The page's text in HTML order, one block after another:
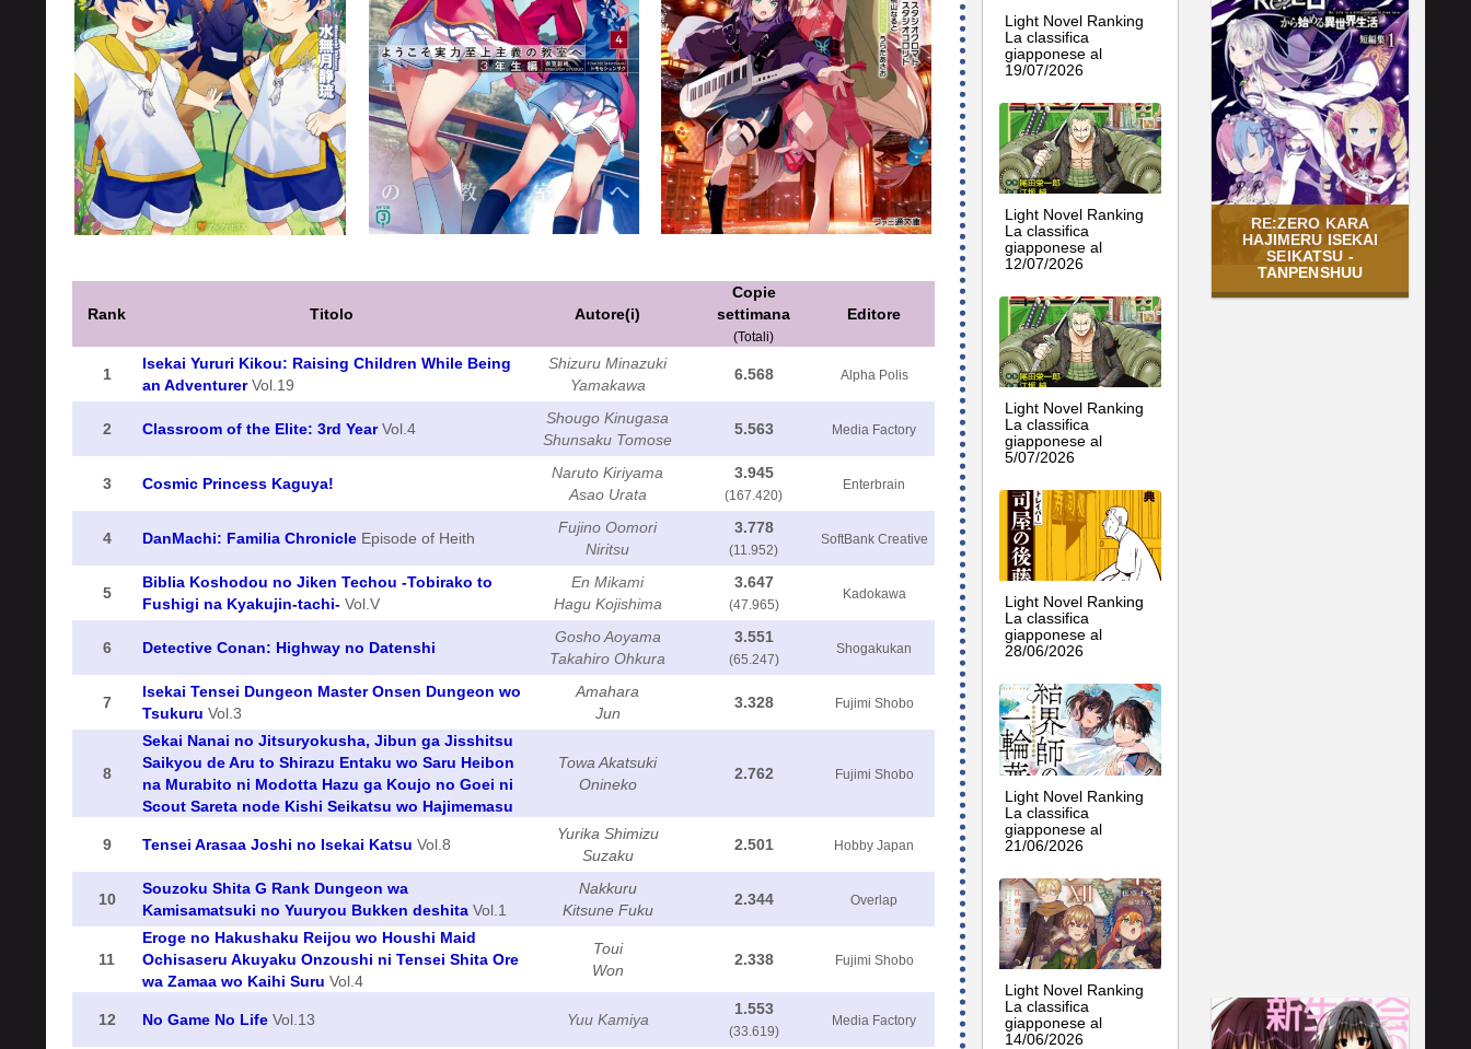
Rank Titolo Autore(i)
Copie
settimana
(Totali)
Editore
1
Isekai Yururi Kikou: Raising Children While Being
an AdventurerVol.19
Shizuru Minazuki
Yamakawa
6.568 Alpha Polis
2 Classroom of the Elite: 3rd YearVol.4
Shougo Kinugasa
Shunsaku Tomose
5.563 Media Factory
3 Cosmic Princess Kaguya!
Naruto Kiriyama
Asao Urata
3.945
(167.420)
Enterbrain
4 DanMachi: Familia ChronicleEpisode of Heith
Fujino Oomori
Niritsu
3.778
(11.952)
SoftBank Creative
5
Biblia Koshodou no Jiken Techou -Tobirako to
Fushigi na Kyakujin-tachi-Vol.V
En Mikami
Hagu Kojishima
3.647
(47.965)
Kadokawa
6 Detective Conan: Highway no Datenshi
Gosho Aoyama
Takahiro Ohkura
3.551
(65.247)
Shogakukan
7
Isekai Tensei Dungeon Master Onsen Dungeon wo
Tsukuru Vol.3
Amahara
Jun
3.328 Fujimi Shobo
8
Sekai Nanai no Jitsuryokusha, Jibun ga Jisshitsu
Saikyou de Aru to Shirazu Entaku wo Saru Heibon
na Murabito ni Modotta Hazu ga Koujo no Goei ni
Scout Sareta node Kishi Seikatsu wo Hajimemasu
Towa Akatsuki
Onineko
2.762 Fujimi Shobo
9 Tensei Arasaa Joshi no Isekai Katsu Vol.8
Yurika Shimizu
Suzaku
2.501 Hobby Japan
10
Souzoku Shita G Rank Dungeon wa
Kamisamatsuki no Yuuryou Bukken deshitaVol.1
Nakkuru
Kitsune Fuku
2.344 Overlap
11
Eroge no Hakushaku Reijou wo Houshi Maid
Ochisaseru Akuyaku Onzoushi ni Tensei Shita Ore
wa Zamaa wo Kaihi Suru Vol.4
Toui
Won
2.338 Fujimi Shobo
12 No Game No LifeVol.13 Yuu Kamiya
1.553
(33.619)
Media Factory
Light Novel Ranking
La classifica
giapponese al
19/07/2026
Light Novel Ranking
La classifica
giapponese al
12/07/2026
Light Novel Ranking
La classifica
giapponese al
5/07/2026
Light Novel Ranking
La classifica
giapponese al
28/06/2026
Light Novel Ranking
La classifica
giapponese al
21/06/2026
Light Novel Ranking
La classifica
giapponese al
14/06/2026
RE:ZERO KARA
HAJIMERU ISEKAI
SEIKATSU -
TANPENSHUU